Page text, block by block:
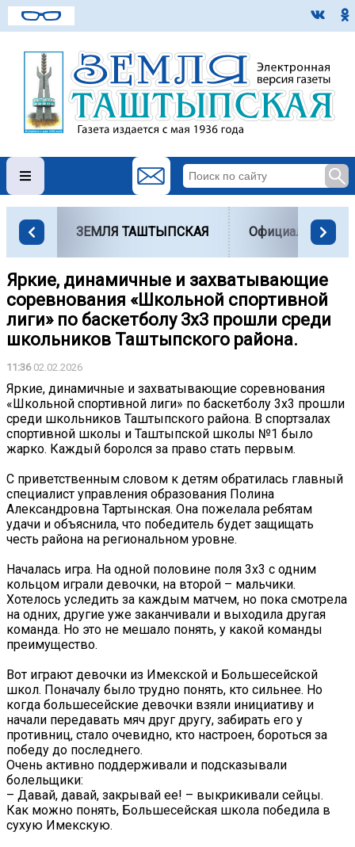
ЗЕМЛЯ ТАШТЫПСКАЯ Официально
Яркие, динамичные и захватывающие
соревнования «Школьной спортивной
лиги» по баскетболу 3х3 прошли среди
школьников Таштыпского района.
11:3602.02.2026
Яркие, динамичные и захватывающие соревнования
«Школьной спортивной лиги» по баскетболу 3х3 прошли
среди школьников Таштыпского района. В спортзалах
спортивной школы и Таштыпской школы №1 было
жарко. Каждый боролся за право стать первым.
С приветственным словом к детям обратилась главный
специалист управления образования Полина
Александровна Тартынская. Она пожелала ребятам
удачи и объяснила, что победитель будет защищать
честь района на региональном уровне.
Началась игра. На одной половине поля 3х3 с одним
кольцом играли девочки, на второй – мальчики.
Хотелось уследить за каждым матчем, но пока смотрела
на одних, другие уже заканчивали и выходила другая
команда. Но это не мешало понять, у какой команды
преимущество.
Вот играют девочки из Имекской и Большесейской
школ. Поначалу было трудно понять, кто сильнее. Но
когда большесейские девочки взяли инициативу и
начали передавать мяч друг другу, забирать его у
противниц, стало очевидно, кто настроен, бороться за
победу до последнего.
Очень активно поддерживали и подсказывали
болельщики:
– Давай, давай, закрывай ее! – выкрикивали сейцы.
Как можно понять, Большесейская школа победила в
сухую Имекскую.